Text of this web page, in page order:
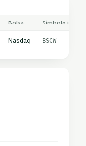
Bolsa Símbolo
Nasdaq BSCW